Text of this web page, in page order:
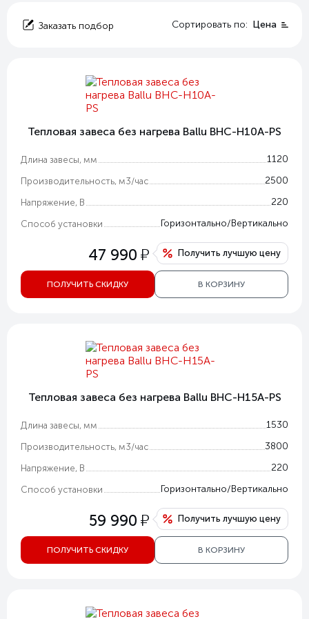
Сортировать по: Цена
Заказать подбор
Тепловая завеса без нагрева Ballu BHC-H10A-PS
Длина завесы, мм 1120
Производительность, м3/час 2500
Напряжение, В 220
Способ установки Горизонтально/Вертикально
47 990 у Получить лучшую цену
ПОЛУЧИТЬ СКИДКУ В КОРЗИНУ
Тепловая завеса без нагрева Ballu BHC-H15A-PS
Длина завесы, мм 1530
Производительность, м3/час 3800
Напряжение, В 220
Способ установки Горизонтально/Вертикально
59 990 у Получить лучшую цену
ПОЛУЧИТЬ СКИДКУ В КОРЗИНУ